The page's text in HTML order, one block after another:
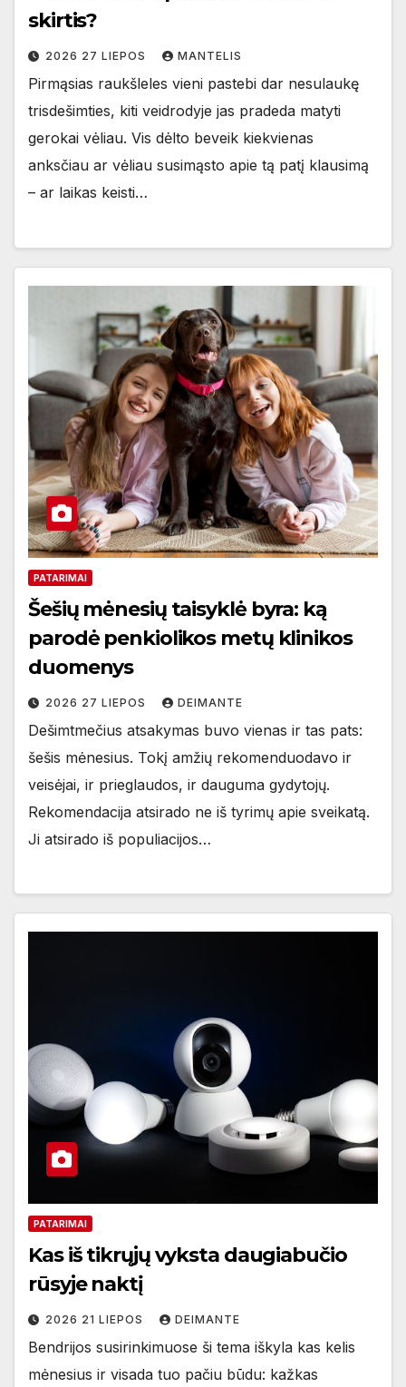
skirtis?
2026 27 LIEPOS MANTELIS
Pirmąsias raukšleles vieni pastebi dar nesulaukę
trisdešimties, kiti veidrodyje jas pradeda matyti
gerokai vėliau. Vis dėlto beveik kiekvienas
anksčiau ar vėliau susimąsto apie tą patį klausimą
– ar laikas keisti…
PATARIMAI
Šešių mėnesių taisyklė byra: ką
parodė penkiolikos metų klinikos
duomenys
2026 27 LIEPOS DEIMANTE
Dešimtmečius atsakymas buvo vienas ir tas pats:
šešis mėnesius. Tokį amžių rekomenduodavo ir
veisėjai, ir prieglaudos, ir dauguma gydytojų.
Rekomendacija atsirado ne iš tyrimų apie sveikatą.
Ji atsirado iš populiacijos…
PATARIMAI
Kas iš tikrųjų vyksta daugiabučio
rūsyje naktį
2026 21 LIEPOS DEIMANTE
Bendrijos susirinkimuose ši tema iškyla kas kelis
mėnesius ir visada tuo pačiu būdu: kažkas